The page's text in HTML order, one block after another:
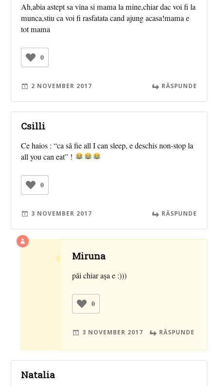
Ah,abia astept sa vina si mama la mine,chiar dac voi fi la
munca,stiu ca voi fi rasfatata cand ajung acasa!mama e
tot mama
0
2 NOVEMBER 2017 RĂSPUNDE
Csilli
Ce haios : “ca să fie all I can sleep, e deschis non-stop la
all you can eat” !
0
3 NOVEMBER 2017 RĂSPUNDE
Miruna
păi chiar așa e :)))
0
3 NOVEMBER 2017 RĂSPUNDE
Natalia